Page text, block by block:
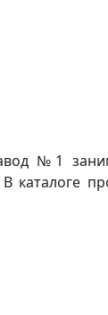
№1
каталоге